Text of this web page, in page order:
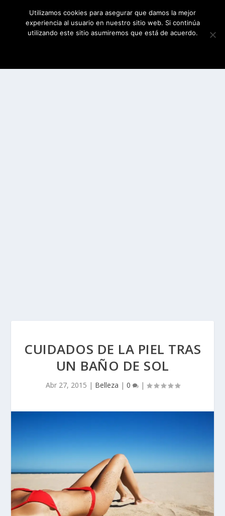
CUIDADOS DE LA PIEL TRAS
UN BAÑO DE SOL
Abr 27, 2015 | Belleza | 0 |
Utilizamos cookies para asegurar que damos la mejor
experiencia al usuario en nuestro sitio web. Si continúa
utilizando este sitio asumiremos que está de acuerdo.